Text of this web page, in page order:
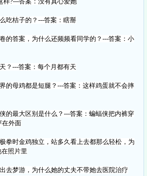
吃桔子的？---答案：瞎掰
的答案，为什么还频频看同学的？---答案：小
？---答案：每个月都有天
的母鸡都是短腿？---答案：这样鸡蛋就不会摔
的最大区别是什么？---答案：蝙蝠侠把内裤穿
在外面
拳时金鸡独立，站多久看上去都那么轻松，为
照片里
去梦游，为什么她的丈夫不带她去医院治疗